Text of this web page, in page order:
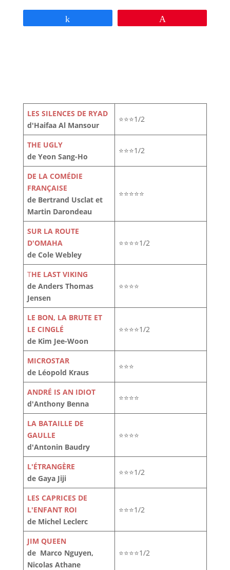
LES SILENCES DE RYAD
d'Haifaa Al Mansour
⭐⭐⭐1/2
THE UGLY
de Yeon Sang-Ho
⭐⭐⭐1/2
DE LA COMÉDIE
FRANÇAISE
de Bertrand Usclat et
Martin Darondeau
⭐⭐⭐⭐⭐
SUR LA ROUTE
D'OMAHA
de Cole Webley
⭐⭐⭐⭐1/2
THE LAST VIKING
de Anders Thomas
Jensen
⭐⭐⭐⭐
LE BON, LA BRUTE ET
LE CINGLÉ
de Kim Jee-Woon
⭐⭐⭐⭐1/2
MICROSTAR
de Léopold Kraus
⭐⭐⭐
ANDRÉ IS AN IDIOT
d'Anthony Benna
⭐⭐⭐⭐
LA BATAILLE DE
GAULLE
d'Antonin Baudry
⭐⭐⭐⭐
L'ÉTRANGÈRE
de Gaya Jiji
⭐⭐⭐1/2
LES CAPRICES DE
L'ENFANT ROI
de Michel Leclerc
⭐⭐⭐1/2
JIM QUEEN
de Marco Nguyen,
Nicolas Athane
⭐⭐⭐⭐1/2